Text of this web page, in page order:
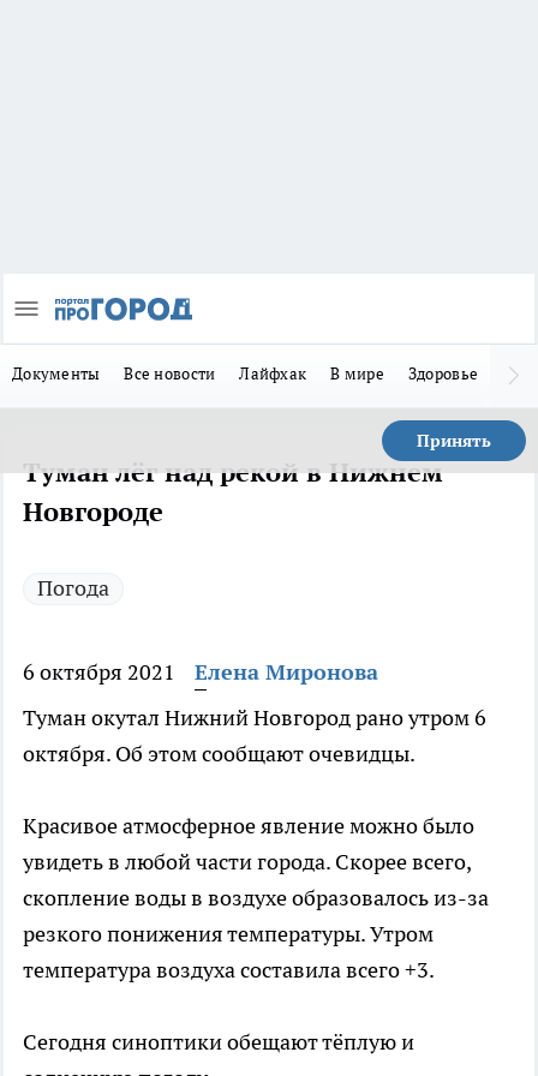
Документы Все новости Лайфхак В мире Здоровье
Принять
Туман лёг над рекой в Нижнем
Новгороде
Погода
6 октября 2021
Елена Миронова
Туман окутал Нижний Новгород рано утром 6
октября. Об этом сообщают очевидцы.
Красивое атмосферное явление можно было
увидеть в любой части города. Скорее всего,
скопление воды в воздухе образовалось из-за
резкого понижения температуры. Утром
температура воздуха составила всего +3.
Сегодня синоптики обещают тёплую и